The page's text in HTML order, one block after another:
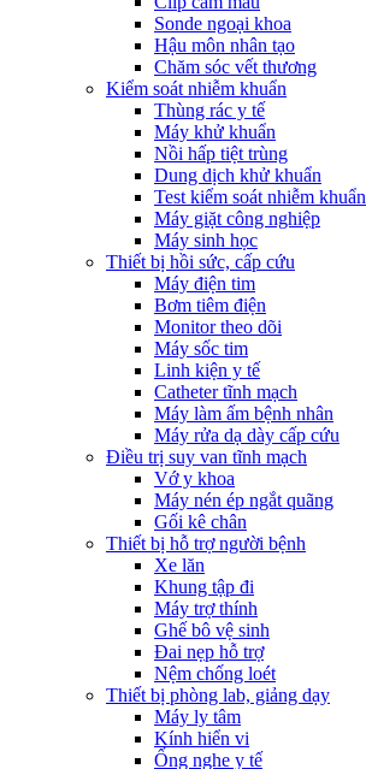
Sonde ngoại khoa
Hậu môn nhân tạo
Chăm sóc vết thương
Kiểm soát nhiễm khuẩn
Thùng rác y tế
Máy khử khuẩn
Nồi hấp tiệt trùng
Dung dịch khử khuẩn
Test kiểm soát nhiễm khuẩn
Máy giặt công nghiệp
Máy sinh học
Thiết bị hồi sức, cấp cứu
Máy điện tim
Bơm tiêm điện
Monitor theo dõi
Máy sốc tim
Linh kiện y tế
Catheter tĩnh mạch
Máy làm ấm bệnh nhân
Máy rửa dạ dày cấp cứu
Điều trị suy van tĩnh mạch
Vớ y khoa
Máy nén ép ngắt quãng
Gối kê chân
Thiết bị hỗ trợ người bệnh
Xe lăn
Khung tập đi
Máy trợ thính
Ghế bô vệ sinh
Đai nẹp hỗ trợ
Nệm chống loét
Thiết bị phòng lab, giảng dạy
Máy ly tâm
Kính hiển vi
Ống nghe y tế